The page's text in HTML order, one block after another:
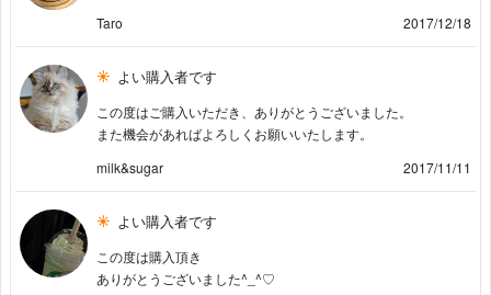
Taro
2017/12/18
よい購入者です
この度はご購入いただき、ありがとうございました。
また機会があればよろしくお願いいたします。
milk&sugar
2017/11/11
よい購入者です
この度は購入頂き
ありがとうございました^_^♡